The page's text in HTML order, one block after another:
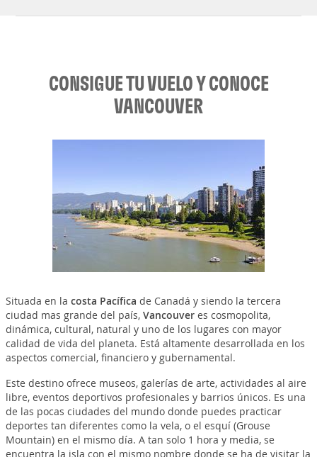
CONSIGUE TU VUELO Y CONOCE
VANCOUVER
Situada en la costa Pacífica de Canadá y siendo la tercera
ciudad mas grande del país, Vancouveres cosmopolita,
dinámica, cultural, natural y uno de los lugares con mayor
calidad de vida del planeta. Está altamente desarrollada en los
aspectos comercial, financiero y gubernamental.
Este destino ofrece museos, galerías de arte, actividades al aire
libre, eventos deportivos profesionales y barrios únicos. Es una
de las pocas ciudades del mundo donde puedes practicar
deportes tan diferentes como la vela, o el esquí (Grouse
Mountain) en el mismo día. A tan solo 1 hora y media, se
encuentra la isla con el mismo nombre donde se ha de visitar la